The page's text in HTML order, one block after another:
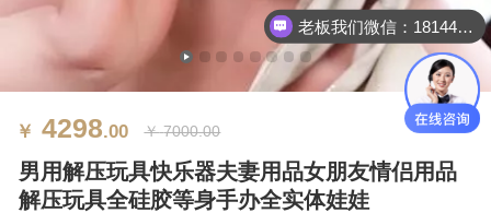
￥ 4298.00 ￥ 7000.00
男用解压玩具快乐器夫妻用品女朋友情侣用品
解压玩具全硅胶等身手办全实体娃娃
老板我们微信：18144723150